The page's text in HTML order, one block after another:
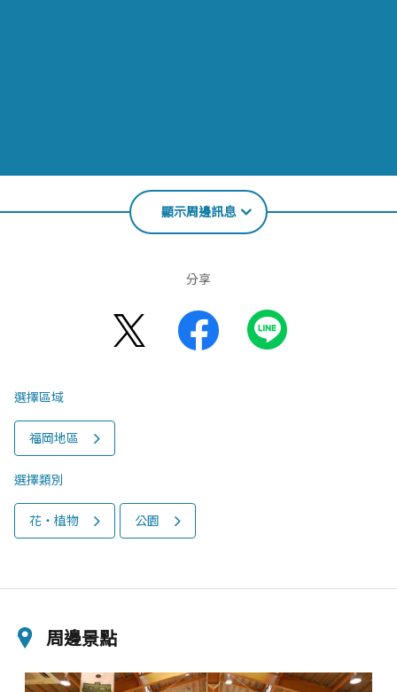
顯示周邊訊息
分享
選擇區域
福岡地區
選擇類別
花‧植物 公園
周邊景點